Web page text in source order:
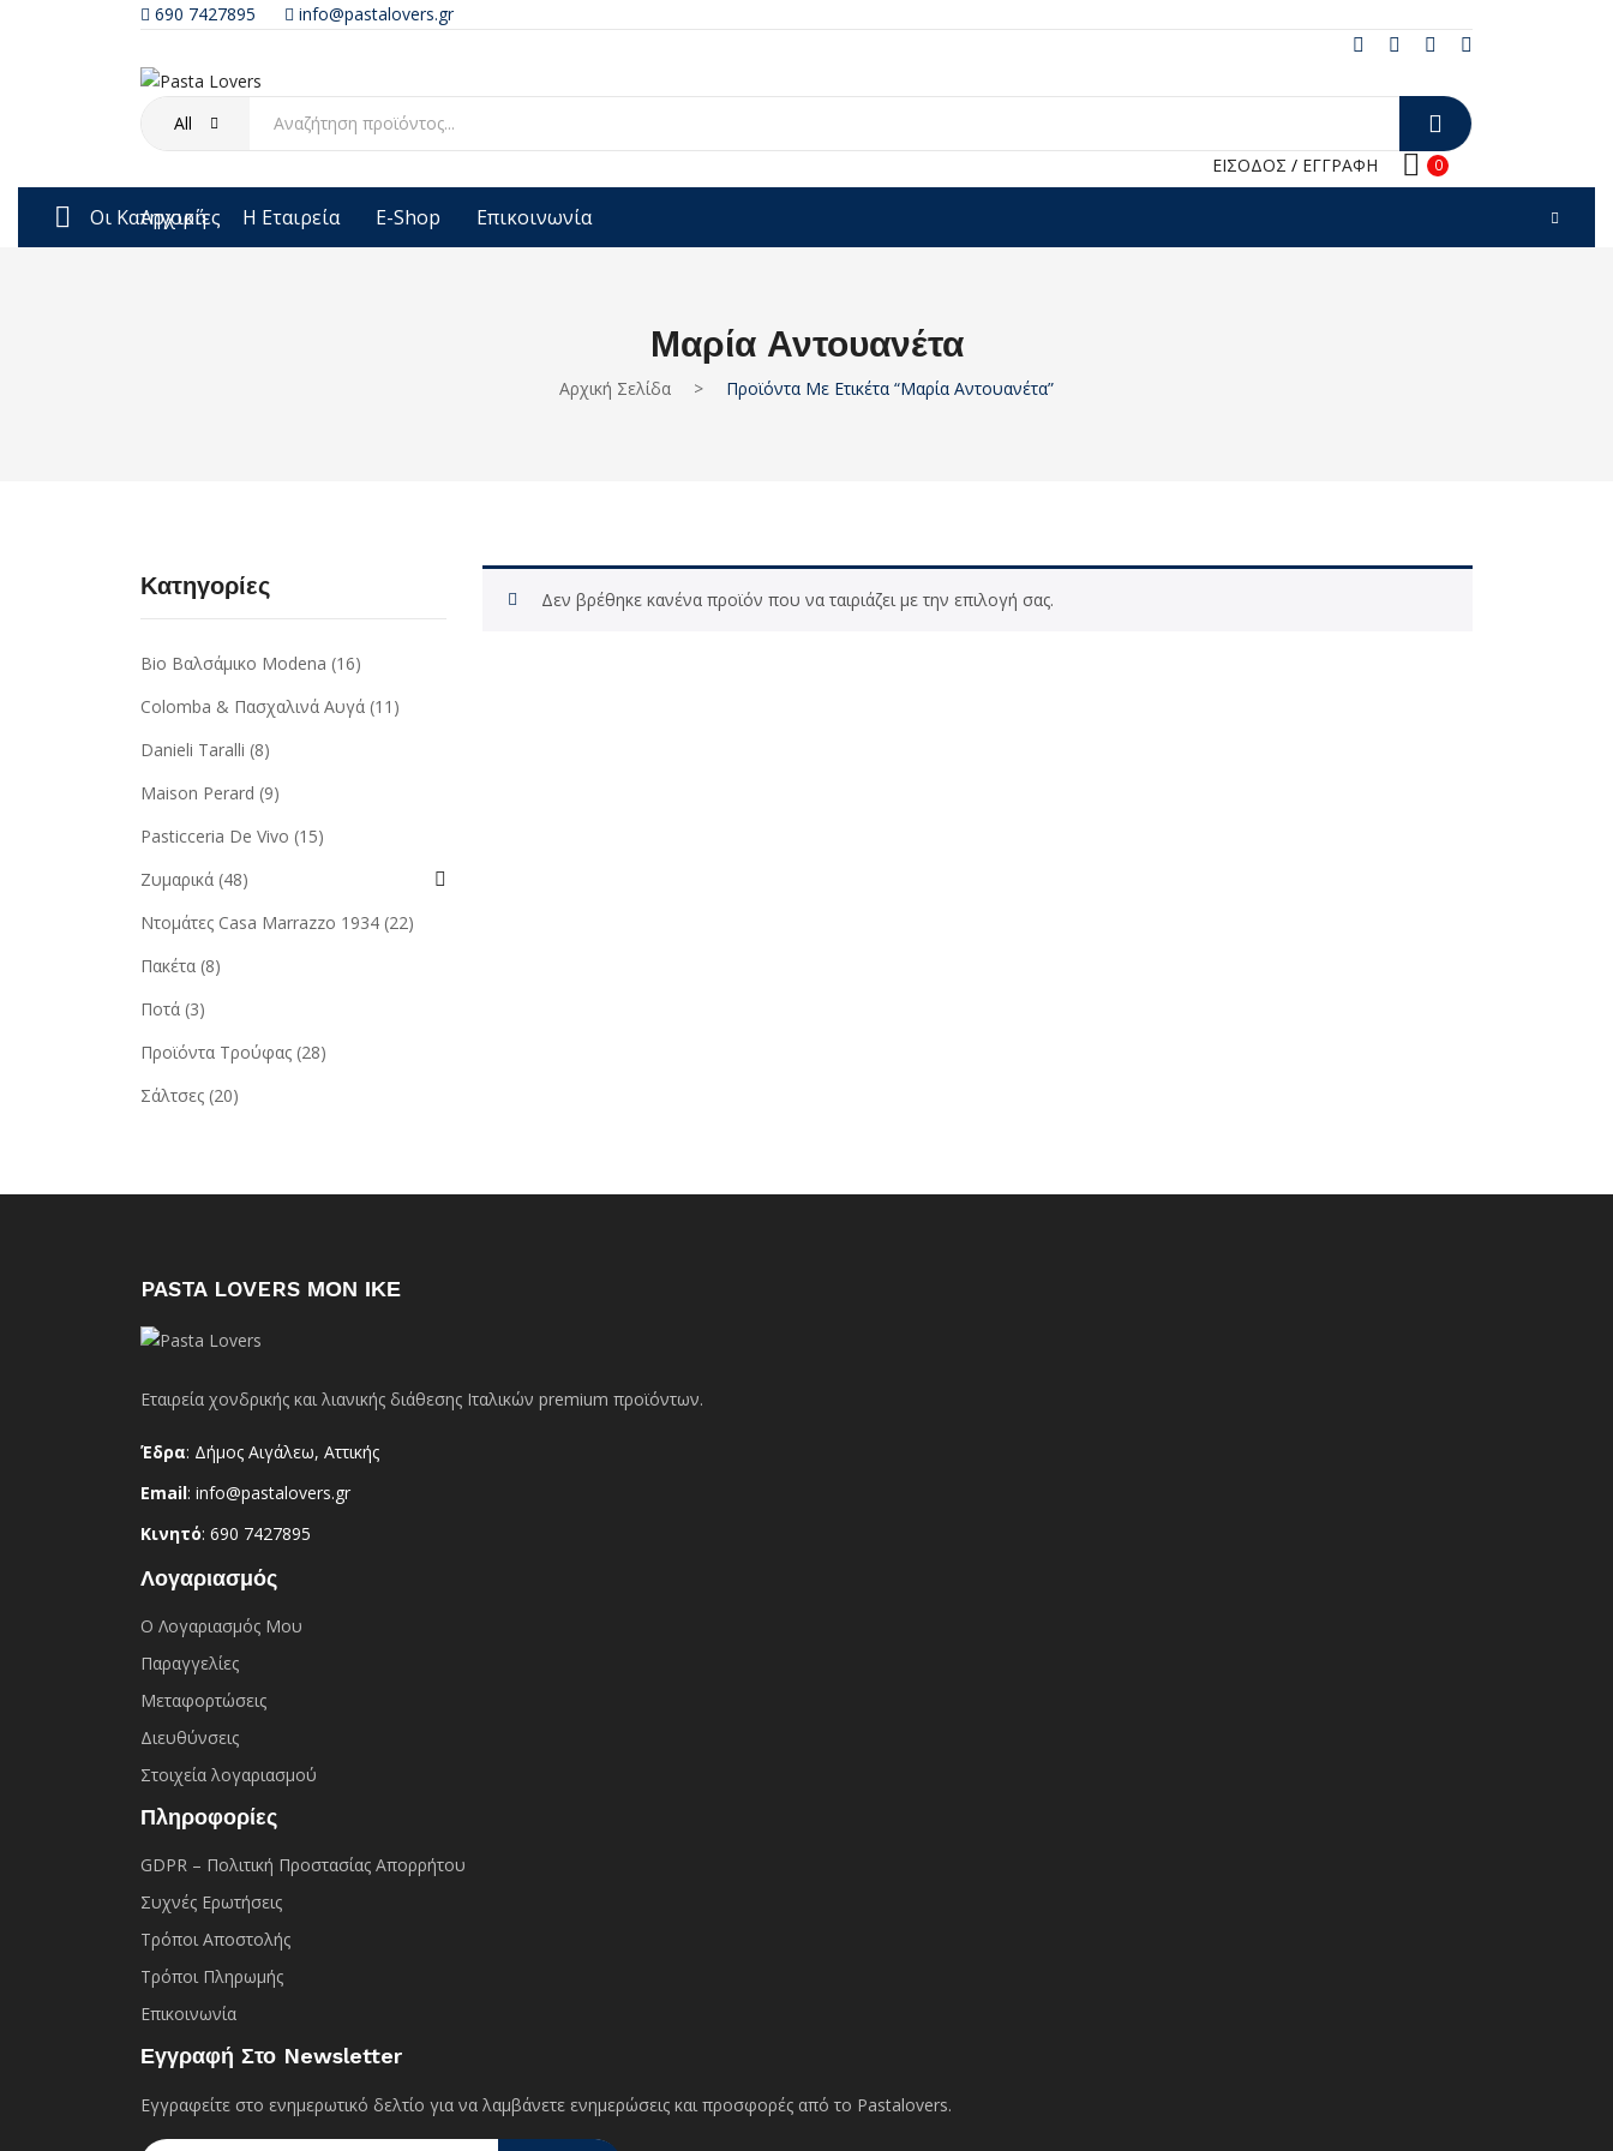
690 7427895 info@pastalovers.gr
All
ΕΙΣΟΔΟΣ / ΕΓΓΡΑΦΗ 0
Οι Κατηγορίες
Αρχική Η Εταιρεία E-Shop Επικοινωνία
Μαρία Αντουανέτα
Αρχική Σελίδα > Προϊόντα Με Ετικέτα “Μαρία Αντουανέτα”
Δεν βρέθηκε κανένα προϊόν που να ταιριάζει με την επιλογή σας.
Κατηγορίες
Bio Βαλσάμικο Modena (16)
Colomba & Πασχαλινά Αυγά (11)
Danieli Taralli (8)
Maison Perard (9)
Pasticceria De Vivo (15)
Ζυμαρικά (48)
Ντομάτες Casa Marrazzo 1934 (22)
Πακέτα (8)
Ποτά (3)
Προϊόντα Τρούφας (28)
Σάλτσες (20)
PASTA LOVERS ΜΟΝ ΙΚΕ
Εταιρεία χονδρικής και λιανικής διάθεσης Ιταλικών premium προϊόντων.
Έδρα: Δήμος Αιγάλεω, Αττικής
Email: info@pastalovers.gr
Κινητό: 690 7427895
Λογαριασμός
Ο Λογαριασμός Μου
Παραγγελίες
Μεταφορτώσεις
Διευθύνσεις
Στοιχεία λογαριασμού
Πληροφορίες
GDPR – Πολιτική Προστασίας Απορρήτου
Συχνές Eρωτήσεις
Τρόποι Αποστολής
Τρόποι Πληρωμής
Επικοινωνία
Εγγραφή Στο Newsletter
Εγγραφείτε στο ενημερωτικό δελτίο για να λαμβάνετε ενημερώσεις και προσφορές από το Pastalovers.